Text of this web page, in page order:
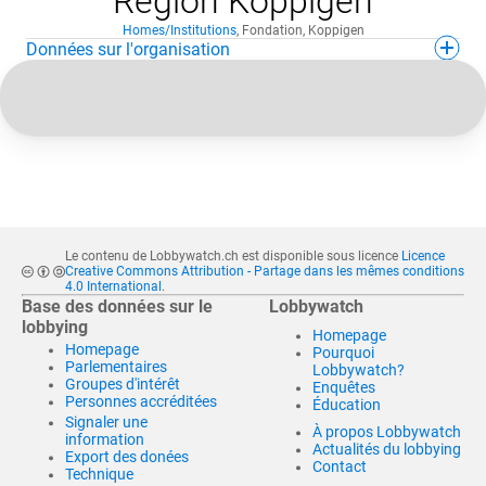
Homes/Institutions, Fondation, Koppigen
Données sur l'organisation
Le contenu de Lobbywatch.ch est disponible sous licence Licence
Creative Commons Attribution - Partage dans les mêmes conditions
4.0 International .
Base des données sur le
lobbying
Homepage
Parlementaires
Groupes d'intérêt
Personnes accréditées
Signaler une
information
Export des donées
Technique
Lobbywatch
Homepage
Pourquoi
Lobbywatch?
Enquêtes
Éducation
À propos Lobbywatch
Actualités du lobbying
Contact